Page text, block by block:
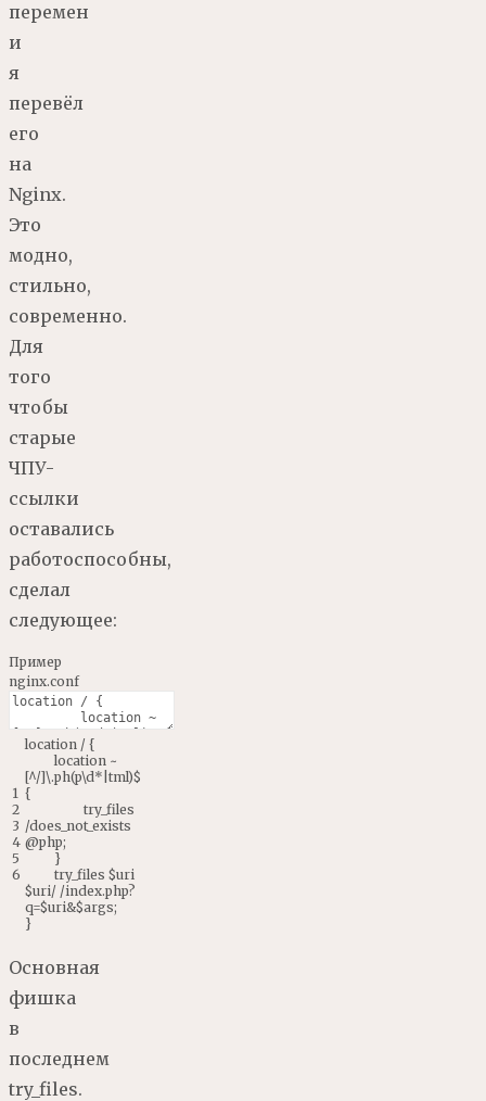
перемен
и
я
перевёл
его
на
Nginx.
Это
модно,
стильно,
современно.
Для
того
чтобы
старые
ЧПУ-
ссылки
оставались
работоспособны,
сделал
следующее:
Пример
nginx.conf
1
2
3
4
5
6
location / {
location ~
[^/]\.ph(p\d* tml)$
{
try_files
/does_not_ exists
@php;
}
try_ files $uri
$uri/ /index.php?
q=$uri&$args;
}
Основная
фишка
в
последнем
try_files.